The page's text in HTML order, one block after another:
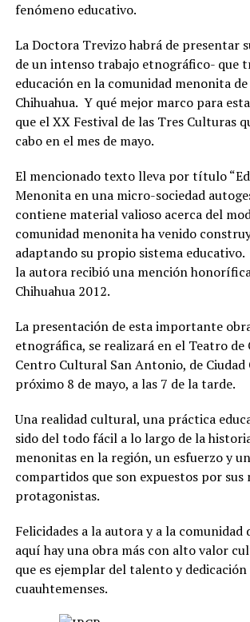
fenómeno educativo.
La Doctora Trevizo habrá de presentar
de un intenso trabajo etnográfico- que
educación en la comunidad menonita
Chihuahua. Y qué mejor marco para
que el XX Festival de las Tres Culturas
cabo en el mes de mayo.
El mencionado texto lleva por título
Menonita en una micro-sociedad
contiene material valioso acerca del
comunidad menonita ha venido
adaptando su propio sistema
la autora recibió una mención
Chihuahua 2012.
La presentación de esta importante
etnográfica, se realizará en el Teatro de
Centro Cultural San Antonio, de Ciudad
próximo 8 de mayo, a las 7 de la tarde.
Una realidad cultural, una práctica
sido del todo fácil a lo largo de la
menonitas en la región, un esfuerzo y
compartidos que son expuestos por sus
protagonistas.
Felicidades a la autora y a la comunidad
aquí hay una obra más con alto valor
que es ejemplar del talento y dedicación
cuauhtemenses.